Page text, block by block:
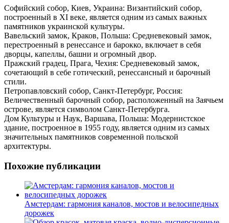
Софийский собор, Киев, Украина: Византийский собор,
построенный в XI веке, является одним из самых важных
памятников украинской культуры.
Вавельский замок, Краков, Польша: Средневековый замок,
перестроенный в ренессансе и барокко, включает в себя
дворцы, капеллы, башни и огромный двор.
Пражский градец, Прага, Чехия: Средневековый замок,
сочетающий в себе готический, ренессансный и барочный
стили.
Петропавловский собор, Санкт-Петербург, Россия:
Величественный барочный собор, расположенный на Заячьем
острове, является символом Санкт-Петербурга.
Дом Культуры и Наук, Варшава, Польша: Модернистское
здание, построенное в 1955 году, является одним из самых
значительных памятников современной польской
архитектуры.
Похожие публикации
Амстердам: гармония каналов, мостов и велосипедных
дорожек